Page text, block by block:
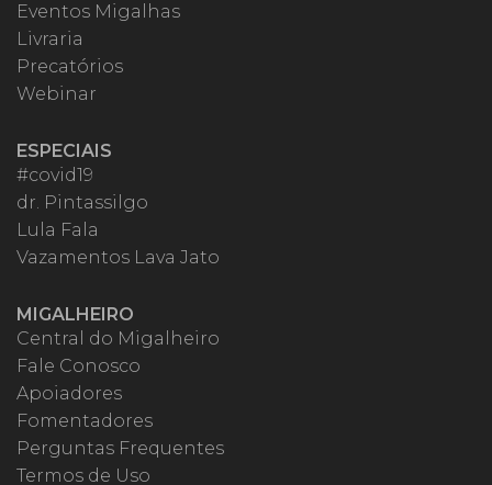
Eventos Migalhas
Livraria
Precatórios
Webinar
ESPECIAIS
#covid19
dr. Pintassilgo
Lula Fala
Vazamentos Lava Jato
MIGALHEIRO
Central do Migalheiro
Fale Conosco
Apoiadores
Fomentadores
Perguntas Frequentes
Termos de Uso